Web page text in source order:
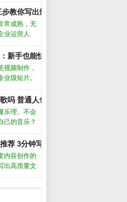
低了门槛，
多不多、效
生成音乐
教你写出爆款内容_
常成熟，无
业运营人
制粘贴”层
的真正潜
求、有深
新手也能快速出片_
视频制作，
级短片。
述，AI就能
结合近期热
见坑点。AI
吗 普通人也能做的3个神器_
乐理、不会
己的音乐？
智能编曲，
乐正在降低
为“音乐
荐 3分钟写出爆款文章_
内容创作的
出高质量文